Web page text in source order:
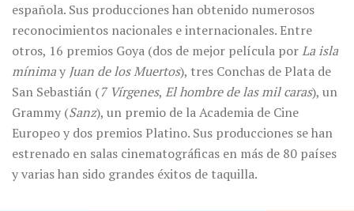
española. Sus producciones han obtenido numerosos
reconocimientos nacionales e internacionales. Entre
otros, 16 premios Goya (dos de mejor película porLa isla
mínimay Juan de los Muertos), tres Conchas de Plata de
San Sebastián (7 Vírgenes, El hombre de las mil caras), un
Grammy (Sanz), un premio de la Academia de Cine
Europeo y dos premios Platino. Sus producciones se han
estrenado en salas cinematográficas en más de 80 países
y varias han sido grandes éxitos de taquilla.